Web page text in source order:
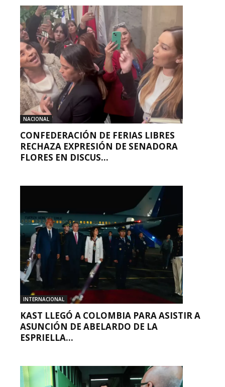
NACIONAL
CONFEDERACIÓN DE FERIAS LIBRES
RECHAZA EXPRESIÓN DE SENADORA
FLORES EN DISCUS...
INTERNACIONAL
KAST LLEGÓ A COLOMBIA PARA ASISTIR A
ASUNCIÓN DE ABELARDO DE LA
ESPRIELLA...